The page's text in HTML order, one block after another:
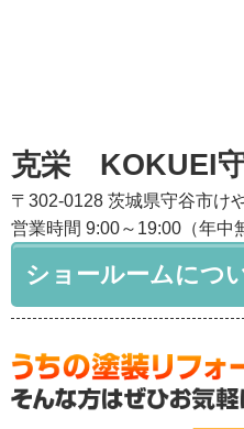
克栄 KOKUEI
〒302-0128 茨城県守谷市け
営業時間 9:00～19:00（年中
ショールームにつ